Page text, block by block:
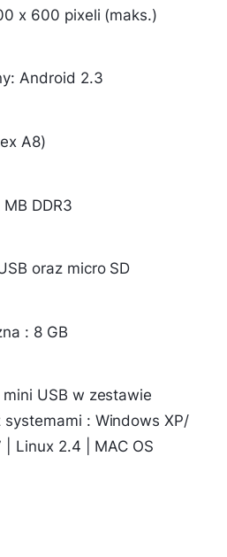
x 600 pixeli (maks.)
Android 2.3
A8)
DDR3
oraz micro SD
: 8 GB
mini USB w zestawie
systemami : Windows XP/
Linux 2.4 | MAC OS